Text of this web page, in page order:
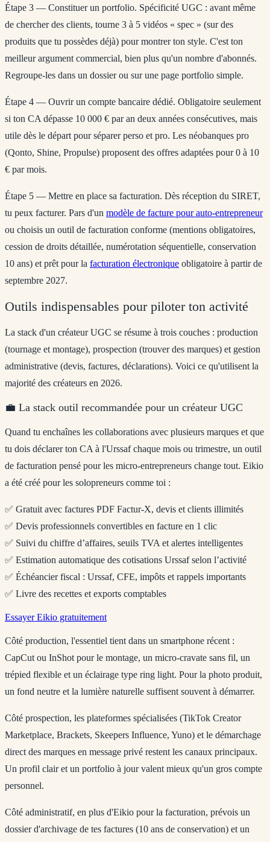
Étape 3 — Constituer un portfolio. Spécificité UGC : avant même
de chercher des clients, tourne 3 à 5 vidéos « spec » (sur des
produits que tu possèdes déjà) pour montrer ton style. C'est ton
meilleur argument commercial, bien plus qu'un nombre d'abonnés.
Regroupe-les dans un dossier ou sur une page portfolio simple.
Étape 4 — Ouvrir un compte bancaire dédié. Obligatoire seulement
si ton CA dépasse 10 000 € par an deux années consécutives, mais
utile dès le départ pour séparer perso et pro. Les néobanques pro
(Qonto, Shine, Propulse) proposent des offres adaptées pour 0 à 10
€ par mois.
Étape 5 — Mettre en place sa facturation. Dès réception du SIRET,
tu peux facturer. Pars d'un modèle de facture pour auto-entrepreneur
ou choisis un outil de facturation conforme (mentions obligatoires,
cession de droits détaillée, numérotation séquentielle, conservation
10 ans) et prêt pour la facturation électronique obligatoire à partir de
septembre 2027.
Outils indispensables pour piloter ton activité
La stack d'un créateur UGC se résume à trois couches : production
(tournage et montage), prospection (trouver des marques) et gestion
administrative (devis, factures, déclarations). Voici ce qu'utilisent la
majorité des créateurs en 2026.
💼 La stack outil recommandée pour un créateur UGC
Quand tu enchaînes les collaborations avec plusieurs marques et que
tu dois déclarer ton CA à l'Urssaf chaque mois ou trimestre, un outil
de facturation pensé pour les micro-entrepreneurs change tout. Eikio
a été créé pour les solopreneurs comme toi :
✅ Gratuit avec factures PDF Factur-X, devis et clients illimités
✅ Devis professionnels convertibles en facture en 1 clic
✅ Suivi du chiffre d’affaires, seuils TVA et alertes intelligentes
✅ Estimation automatique des cotisations Urssaf selon l’activité
✅ Échéancier fiscal : Urssaf, CFE, impôts et rappels importants
✅ Livre des recettes et exports comptables
Essayer Eikio gratuitement
Côté production, l'essentiel tient dans un smartphone récent :
CapCut ou InShot pour le montage, un micro-cravate sans fil, un
trépied flexible et un éclairage type ring light. Pour la photo produit,
un fond neutre et la lumière naturelle suffisent souvent à démarrer.
Côté prospection, les plateformes spécialisées (TikTok Creator
Marketplace, Brackets, Skeepers Influence, Yuno) et le démarchage
direct des marques en message privé restent les canaux principaux.
Un profil clair et un portfolio à jour valent mieux qu'un gros compte
personnel.
Côté administratif, en plus d'Eikio pour la facturation, prévois un
dossier d'archivage de tes factures (10 ans de conservation) et un